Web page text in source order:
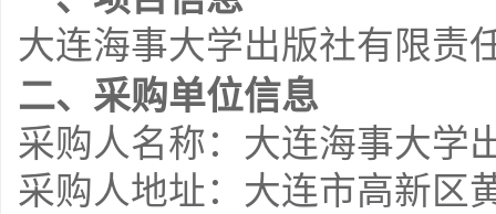
大连海事大学出版社有限责
二、采购单位信息
采购人名称：大连海事大学
采购人地址：大连市高新区